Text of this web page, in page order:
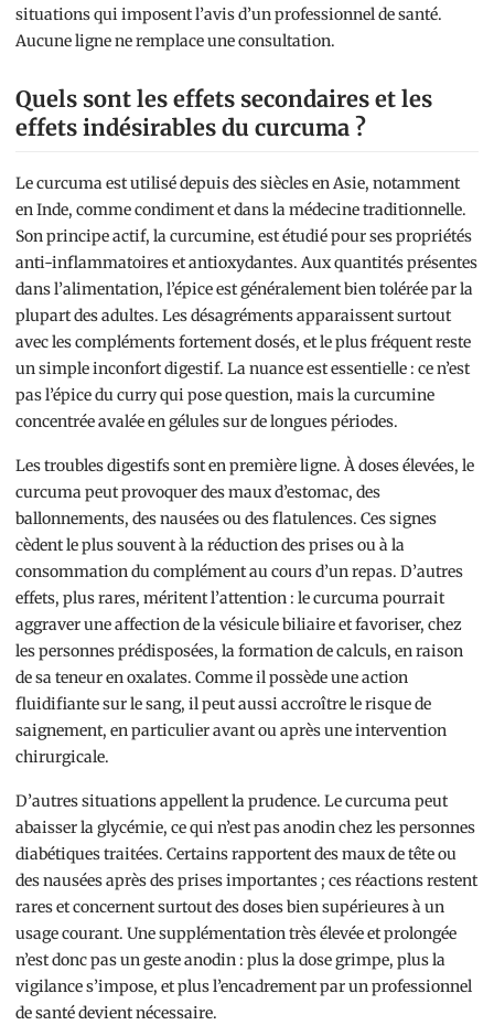
situations qui imposent l’avis d’un professionnel de santé.
Aucune ligne ne remplace une consultation.
Quels sont les effets secondaires et les
effets indésirables du curcuma ?
Le curcuma est utilisé depuis des siècles en Asie, notamment
en Inde, comme condiment et dans la médecine traditionnelle.
Son principe actif, la curcumine, est étudié pour ses propriétés
anti-inflammatoires et antioxydantes. Aux quantités présentes
dans l’alimentation, l’épice est généralement bien tolérée par la
plupart des adultes. Les désagréments apparaissent surtout
avec les compléments fortement dosés, et le plus fréquent reste
un simple inconfort digestif. La nuance est essentielle : ce n’est
pas l’épice du curry qui pose question, mais la curcumine
concentrée avalée en gélules sur de longues périodes.
Les troubles digestifs sont en première ligne. À doses élevées, le
curcuma peut provoquer des maux d’estomac, des
ballonnements, des nausées ou des flatulences. Ces signes
cèdent le plus souvent à la réduction des prises ou à la
consommation du complément au cours d’un repas. D’autres
effets, plus rares, méritent l’attention : le curcuma pourrait
aggraver une affection de la vésicule biliaire et favoriser, chez
les personnes prédisposées, la formation de calculs, en raison
de sa teneur en oxalates. Comme il possède une action
fluidifiante sur le sang, il peut aussi accroître le risque de
saignement, en particulier avant ou après une intervention
chirurgicale.
D’autres situations appellent la prudence. Le curcuma peut
abaisser la glycémie, ce qui n’est pas anodin chez les personnes
diabétiques traitées. Certains rapportent des maux de tête ou
des nausées après des prises importantes ; ces réactions restent
rares et concernent surtout des doses bien supérieures à un
usage courant. Une supplémentation très élevée et prolongée
n’est donc pas un geste anodin : plus la dose grimpe, plus la
vigilance s’impose, et plus l’encadrement par un professionnel
de santé devient nécessaire.